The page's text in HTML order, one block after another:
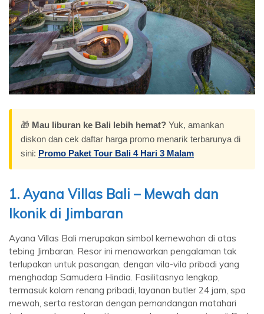
🎁 Mau liburan ke Bali lebih hemat? Yuk, amankan
diskon dan cek daftar harga promo menarik terbarunya di
sini: Promo Paket Tour Bali 4 Hari 3 Malam
1. Ayana Villas Bali – Mewah dan
Ikonik di Jimbaran
Ayana Villas Bali merupakan simbol kemewahan di atas
tebing Jimbaran. Resor ini menawarkan pengalaman tak
terlupakan untuk pasangan, dengan vila-vila pribadi yang
menghadap Samudera Hindia. Fasilitasnya lengkap,
termasuk kolam renang pribadi, layanan butler 24 jam, spa
mewah, serta restoran dengan pemandangan matahari